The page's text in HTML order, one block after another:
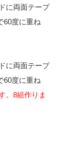
に両面テープ
60度に重ね
に両面テープ
60度に重ね
。8組作りま